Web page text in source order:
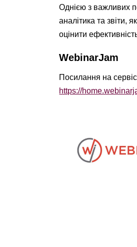
Однією з важливих
аналітика та звіти,
оцінити
WebinarJam
Посилання на
https://